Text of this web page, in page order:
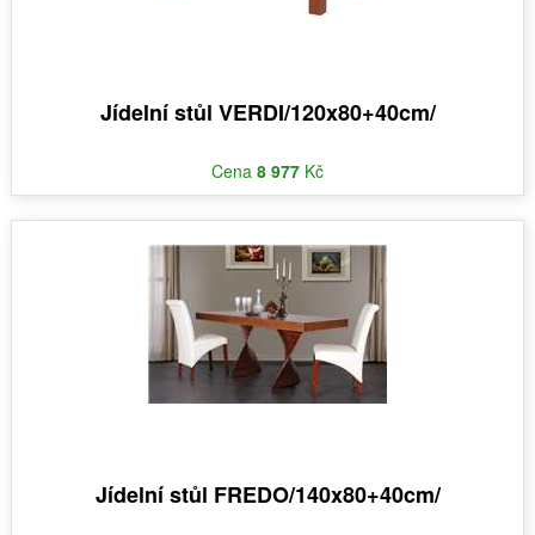
Jídelní stůl VERDI/120x80+40cm/
Cena 8 977 Kč
Jídelní stůl FREDO/140x80+40cm/